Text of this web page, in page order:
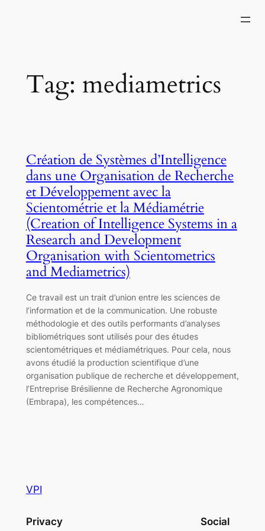
Tag: mediametrics
Création de Systèmes d’Intelligence
dans une Organisation de Recherche
et Développement avec la
Scientométrie et la Médiamétrie
(Creation of Intelligence Systems in a
Research and Development
Organisation with Scientometrics
and Mediametrics)
Ce travail est un trait d’union entre les sciences de
l’information et de la communication. Une robuste
méthodologie et des outils performants d’analyses
bibliométriques sont utilisés pour des études
scientométriques et médiamétriques. Pour cela, nous
avons étudié la production scientifique d’une
organisation publique de recherche et développement,
l’Entreprise Brésilienne de Recherche Agronomique
(Embrapa), les compétences…
VPI
Privacy Social